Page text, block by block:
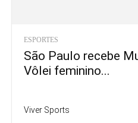
ESPORTES
São Paulo recebe
Vôlei feminino...
Viver Sports